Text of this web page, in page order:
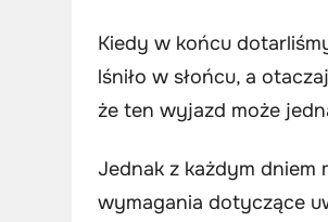
Kiedy w końcu
lśniło w słońcu, a
że ten wyjazd może
Jednak z każdym dniem
wymagania dotyczące